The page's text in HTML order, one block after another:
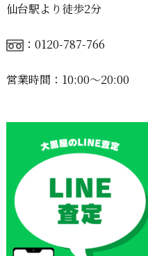
仙台駅より徒歩2分
：0120-787-766
営業時間：10:00〜20:00